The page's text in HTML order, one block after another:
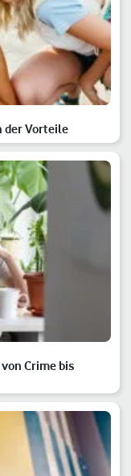
der Vorteile
Crime bis